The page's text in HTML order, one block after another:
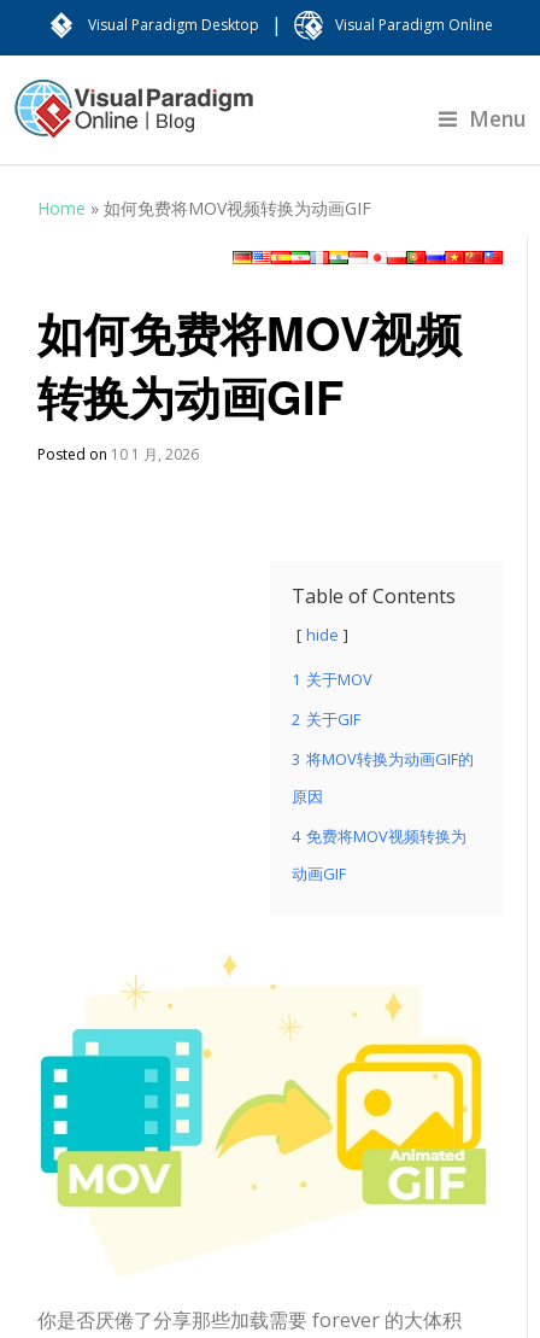
Visual Paradigm Desktop | Visual Paradigm Online
Menu
Home »如何免费将MOV视频转换为动画GIF
如何免费将MOV视频
转换为动画GIF
Posted on 10 1 月, 2026
Table of Contents
hide
1 关于MOV
2 关于GIF
3 将MOV转换为动画GIF的
原因
4 免费将MOV视频转换为
动画GIF
你是否厌倦了分享那些加载需要 forever 的大体积